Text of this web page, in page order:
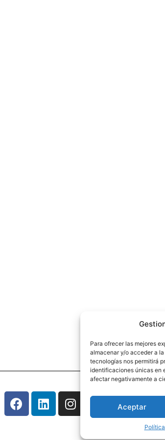
Para ofrecer las mejores
almacenar y/o acceder a
tecnologías nos permitirá
identificaciones únicas en
afectar negativamente a
Aceptar